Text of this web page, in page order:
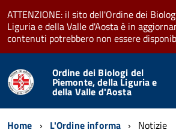
ATTENZIONE: il sito dell'Ordine dei
Liguria e della Valle d'Aosta è in
contenuti potrebbero non essere
Ordine dei Biologi del
Piemonte, della Liguria e
della Valle d'Aosta
Home L'Ordine informa Notizie